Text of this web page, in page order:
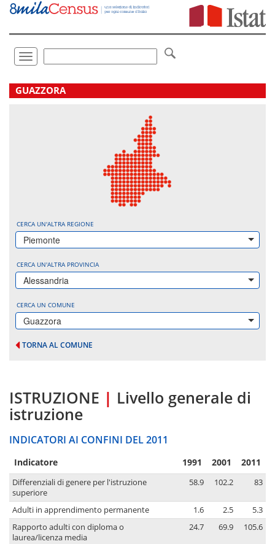
Vai
direttamente
Toggle
navigation
.
GUAZZORA
CERCA UN'ALTRA REGIONE
Piemonte
CERCA UN'ALTRA PROVINCIA
Alessandria
CERCA UN COMUNE
Guazzora
TORNA AL COMUNE
ISTRUZIONE | Livello generale di
istruzione
INDICATORI AI CONFINI DEL 2011
Indicatore 1991 2001 2011
Differenziali di genere per l'istruzione
superiore
58.9 102.2 83
Adulti in apprendimento permanente 1.6 2.5
5.3
Rapporto adulti con diploma o
laurea/licenza media
24.7 69.9 105.6